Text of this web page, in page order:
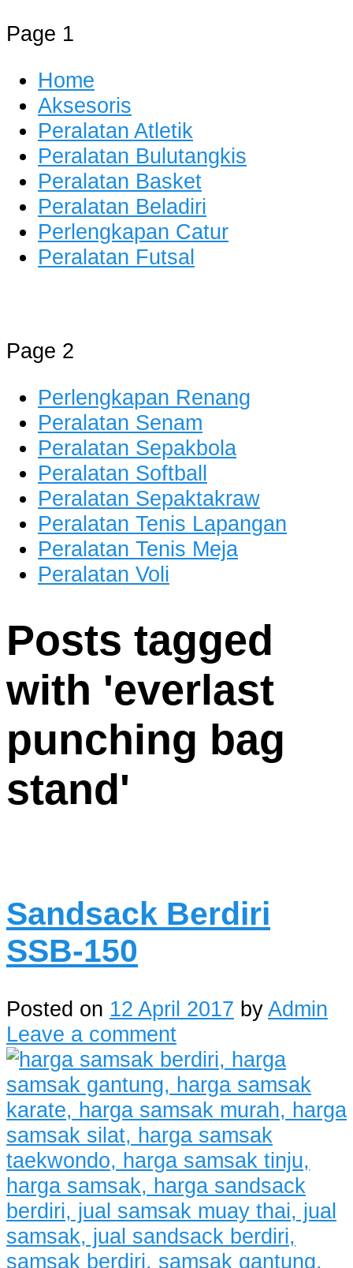
Page 1
Home
Aksesoris
Peralatan Atletik
Peralatan Bulutangkis
Peralatan Basket
Peralatan Beladiri
Perlengkapan Catur
Peralatan Futsal
Distributor Alat Olahraga
Jual Alat Olahraga Murah, Lengkap
Page 2
Perlengkapan Renang
Peralatan Senam
Peralatan Sepakbola
Peralatan Softball
Peralatan Sepaktakraw
Peralatan Tenis Lapangan
Peralatan Tenis Meja
Peralatan Voli
Posts tagged
with 'everlast
punching bag
stand'
Sandsack Berdiri
SSB-150
Posted on 12 April 2017 byAdmin
Leave a comment